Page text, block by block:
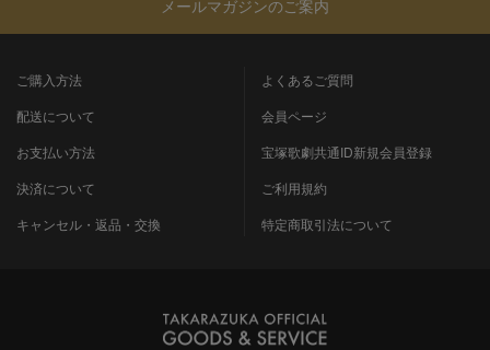
メールマガジンのご案内
ご購入方法
配送について
お支払い方法
決済について
キャンセル・返品・交換
よくあるご質問
会員ページ
宝塚歌劇共通ID新規会員登録
ご利用規約
特定商取引法について